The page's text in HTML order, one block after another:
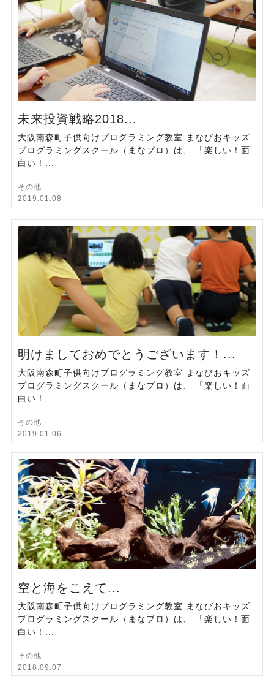
未来投資戦略2018...
大阪南森町子供向けプログラミング教室 まなびおキッズ
プログラミングスクール（まなプロ）は、 「楽しい！面
白い！...
その他
2019.01.08
明けましておめでとうございます！...
大阪南森町子供向けプログラミング教室 まなびおキッズ
プログラミングスクール（まなプロ）は、 「楽しい！面
白い！...
その他
2019.01.06
空と海をこえて...
大阪南森町子供向けプログラミング教室 まなびおキッズ
プログラミングスクール（まなプロ）は、 「楽しい！面
白い！...
その他
2018.09.07